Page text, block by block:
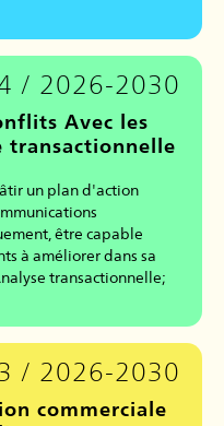
/ 2026-2030
Avec les
transactionnelle
un plan d'action
être capable
à améliorer dans sa
transactionnelle;
/ 2026-2030
commerciale